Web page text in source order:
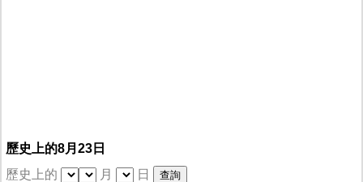
歷史上的8月23日
歷史上的
月
日